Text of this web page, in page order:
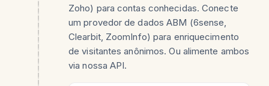
Zoho) para contas conhecidas. Conecte
um provedor de dados ABM (6sense,
Clearbit, ZoomInfo) para enriquecimento
de visitantes anônimos. Ou alimente ambos
via nossa API.